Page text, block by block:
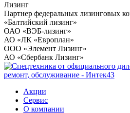
Лизинг
Партнер федеральных лизинговых
«Балтийский лизинг»
ОАО «ВЭБ-лизинг»
АО «ЛК «Европлан»
ООО «Элемент Лизинг»
АО «Сбербанк Лизинг»
Акции
Сервис
О компании